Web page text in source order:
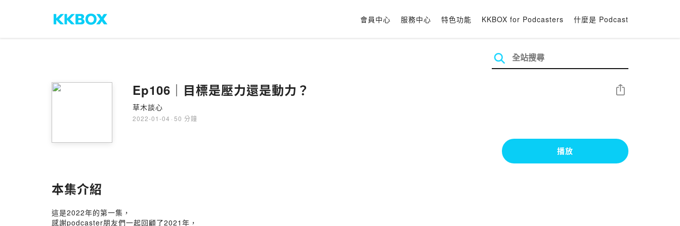
會員中心 服務中心 特色功能 KKBOX for Podcasters 什麼是 Podcast
Ep106｜目標是壓力還是動力？
草木談心
2022-01-04 · 50 分鐘
分享
播放
本集介紹
這是2022年的第一集，
感謝podcaster朋友們一起回顧了2021年，